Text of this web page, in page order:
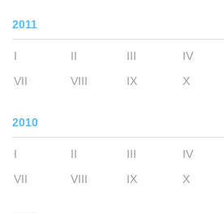
2011
I II III IV
VII
VIII IX X
2010
I II III IV
VII
VIII IX X